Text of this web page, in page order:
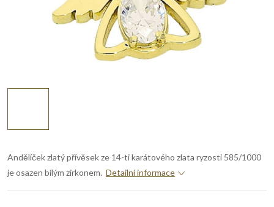
Andělíček zlatý přívěsek ze 14-ti karátového zlata ryzosti 585/1000
je osazen bílým zirkonem. Detailní informace